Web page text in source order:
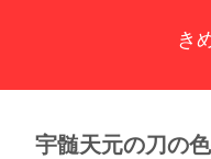
き
宇髄天元の刀の